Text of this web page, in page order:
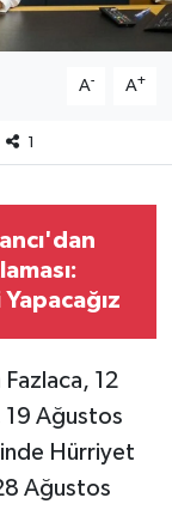
A- A+
1
Fazlaca, 12
Ağustos
Hürriyet
Ağustos